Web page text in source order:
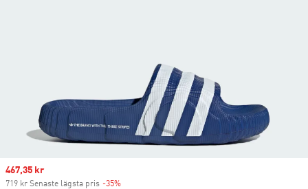
Sale price
467,35 kr
719 kr Senaste lägsta pris -35%